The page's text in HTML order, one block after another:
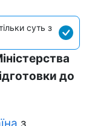
суть з
до
з